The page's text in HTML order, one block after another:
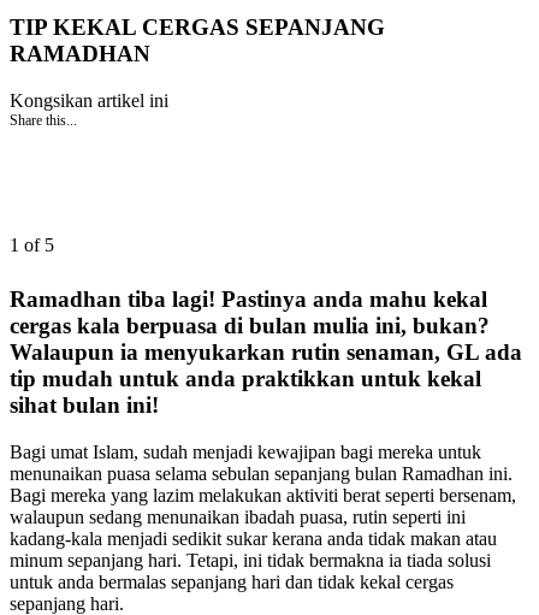
TIP KEKAL CERGAS SEPANJANG
RAMADHAN
Kongsikan artikel ini
Share this...
1 of 5
Ramadhan tiba lagi! Pastinya anda mahu kekal
cergas kala berpuasa di bulan mulia ini, bukan?
Walaupun ia menyukarkan rutin senaman, GL ada
tip mudah untuk anda praktikkan untuk kekal
sihat bulan ini!
Bagi umat Islam, sudah menjadi kewajipan bagi mereka untuk
menunaikan puasa selama sebulan sepanjang bulan Ramadhan ini.
Bagi mereka yang lazim melakukan aktiviti berat seperti bersenam,
walaupun sedang menunaikan ibadah puasa, rutin seperti ini
kadang-kala menjadi sedikit sukar kerana anda tidak makan atau
minum sepanjang hari. Tetapi, ini tidak bermakna ia tiada solusi
untuk anda bermalas sepanjang hari dan tidak kekal cergas
sepanjang hari.